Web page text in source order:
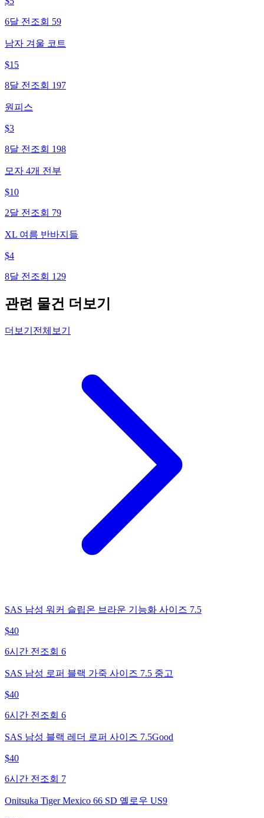
6달 전 조회 59
남자 겨울 코트
$15
8달 전 조회 197
원피스
$3
8달 전 조회 198
모자 4개 전부
$10
2달 전 조회 79
XL 여름 반바지들
$4
8달 전 조회 129
관련 물건 더보기
더보기 전체보기
SAS 남성 워커 슬립온 브라운 기능화 사이즈 7.5
$40
6시간 전 조회 6
SAS 남성 로퍼 블랙 가죽 사이즈 7.5 중고
$40
6시간 전 조회 6
SAS 남성 블랙 레더 로퍼 사이즈 7.5Good
$40
6시간 전 조회 7
Onitsuka Tiger Mexico 66 SD 옐로우 US9